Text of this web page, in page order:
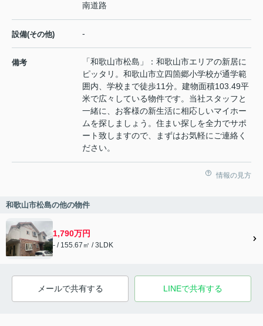
南道路
設備(その他) -
備考
「和歌山市松島」：和歌山市エリアの新居に
ピッタリ。和歌山市立四箇郷小学校が通学範
囲内、学校まで徒歩11分。建物面積103.49平
米で広々している物件です。当社スタッフと
一緒に、お客様の新生活に相応しいマイホー
ムを探しましょう。住まい探しを全力でサポ
ート致しますので、まずはお気軽にご連絡く
ださい。
情報の見方
和歌山市松島の他の物件
1,790万円
- / 155.67㎡ / 3LDK
メールで共有する LINEで共有する